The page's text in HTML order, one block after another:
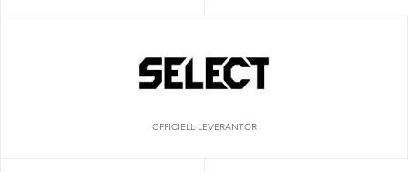
OFFICIELL LEVERANTÖR